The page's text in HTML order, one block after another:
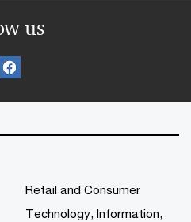
us
Retail and Consumer
Technology, Information,